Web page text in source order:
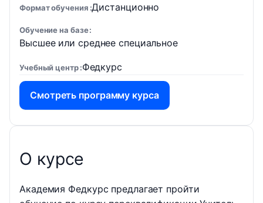
Формат обучения Дистанционно
Обучение на базе
Высшее или среднее специальное
Учебный центр Федкурс
Смотреть программу курса
О курсе
Академия Федкурс предлагает пройти